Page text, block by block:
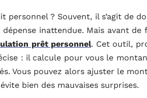
? Souvent, il s’agit de
inattendue. Mais avant de
prêt personnel. Cet outil,
: il calcule pour vous le
Vous pouvez alors ajuster le
bien des mauvaises surprises.